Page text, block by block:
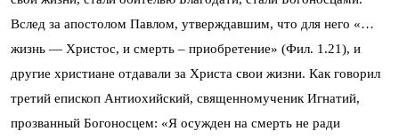
Вслед за апостолом Павлом, утверждавшим, что для него «…
жизнь — Христос, и смерть – приобретение» (Фил. 1.21), и
другие христиане отдавали за Христа свои жизни. Как говорил
третий епископ Антиохийский, священномученик Игнатий,
прозванный Богоносцем: «Я осужден на смерть не ради